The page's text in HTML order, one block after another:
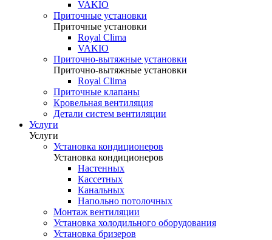
VAKIO
Приточные установки
Приточные установки
Royal Clima
VAKIO
Приточно-вытяжные установки
Приточно-вытяжные установки
Royal Clima
Приточные клапаны
Кровельная вентиляция
Детали систем вентиляции
Услуги
Услуги
Установка кондиционеров
Установка кондиционеров
Настенных
Кассетных
Канальных
Напольно потолочных
Монтаж вентиляции
Установка холодильного оборудования
Установка бризеров